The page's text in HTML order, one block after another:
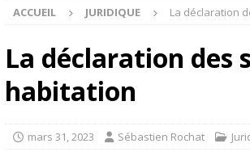
ACCUEIL JURIDIQUE La déclaration
La déclaration des
habitation
mars 31, 2023 Sébastien Rochat